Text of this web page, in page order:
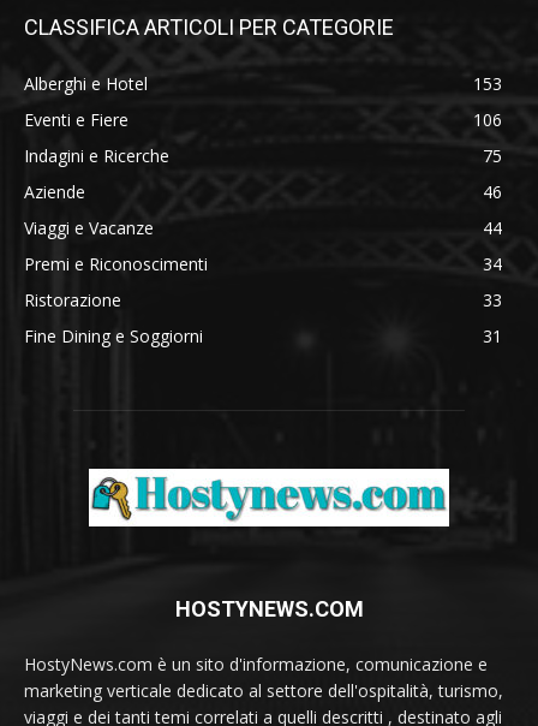
CLASSIFICA ARTICOLI PER CATEGORIE
Alberghi e Hotel
153
Eventi e Fiere
106
Indagini e Ricerche
75
Aziende
46
Viaggi e Vacanze
44
Premi e Riconoscimenti
34
Ristorazione
33
Fine Dining e Soggiorni
31
HOSTYNEWS.COM
HostyNews.com è un sito d'informazione, comunicazione e
marketing verticale dedicato al settore dell'ospitalità, turismo,
viaggi e dei tanti temi correlati a quelli descritti , destinato agli